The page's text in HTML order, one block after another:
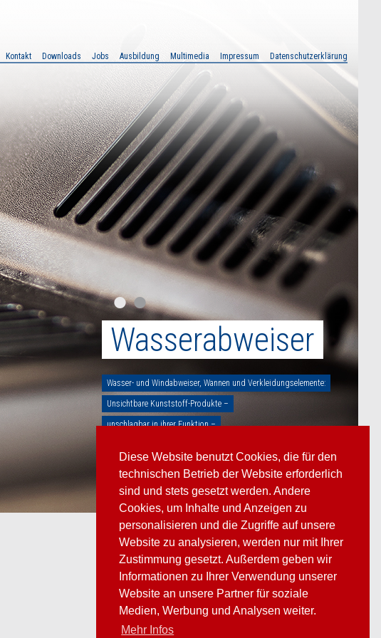
Diese Website benutzt Cookies, die für den
technischen Betrieb der Website erforderlich
sind und stets gesetzt werden. Andere
Cookies, um Inhalte und Anzeigen zu
personalisieren und die Zugriffe auf unsere
Website zu analysieren, werden nur mit Ihrer
Zustimmung gesetzt. Außerdem geben wir
Informationen zu Ihrer Verwendung unserer
Website an unsere Partner für soziale
Medien, Werbung und Analysen weiter.
Mehr Infos
Wasserabweiser
Wasser- und Windabweiser, Wannen und Verkleidungselemente:
Unsichtbare Kunststoff-Produkte –
unschlagbar in ihrer Funktion –
Wasserabweiser
Wasser- und Windabweiser, Wannen und Verkleidungselemente:
Unsichtbare Kunststoff-Produkte –
unschlagbar in ihrer Funktion –
••
Kontakt Downloads Jobs Ausbildung Multimedia Impressum Datenschutzerklärung